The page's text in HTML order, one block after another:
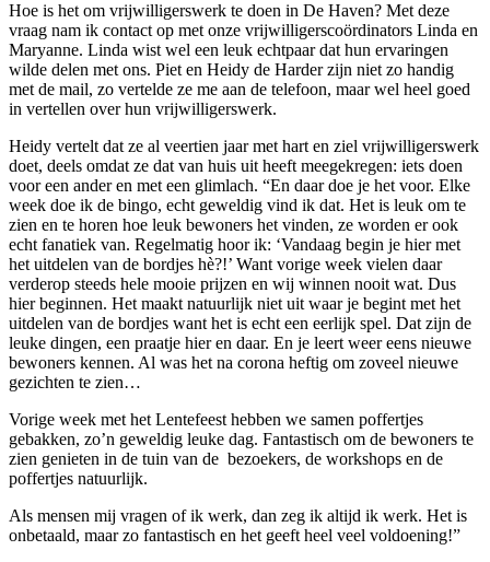
Hoe is het om vrijwilligerswerk te doen in De Haven? Met deze
vraag nam ik contact op met onze vrijwilligerscoördinators Linda en
Maryanne. Linda wist wel een leuk echtpaar dat hun ervaringen
wilde delen met ons. Piet en Heidy de Harder zijn niet zo handig
met de mail, zo vertelde ze me aan de telefoon, maar wel heel goed
in vertellen over hun vrijwilligerswerk.
Heidy vertelt dat ze al veertien jaar met hart en ziel vrijwilligerswerk
doet, deels omdat ze dat van huis uit heeft meegekregen: iets doen
voor een ander en met een glimlach. “En daar doe je het voor. Elke
week doe ik de bingo, echt geweldig vind ik dat. Het is leuk om te
zien en te horen hoe leuk bewoners het vinden, ze worden er ook
echt fanatiek van. Regelmatig hoor ik: ‘Vandaag begin je hier met
het uitdelen van de bordjes hè?!’ Want vorige week vielen daar
verderop steeds hele mooie prijzen en wij winnen nooit wat. Dus
hier beginnen. Het maakt natuurlijk niet uit waar je begint met het
uitdelen van de bordjes want het is echt een eerlijk spel. Dat zijn de
leuke dingen, een praatje hier en daar. En je leert weer eens nieuwe
bewoners kennen. Al was het na corona heftig om zoveel nieuwe
gezichten te zien…
Vorige week met het Lentefeest hebben we samen poffertjes
gebakken, zo’n geweldig leuke dag. Fantastisch om de bewoners te
zien genieten in de tuin van de bezoekers, de workshops en de
poffertjes natuurlijk.
Als mensen mij vragen of ik werk, dan zeg ik altijd ik werk. Het is
onbetaald, maar zo fantastisch en het geeft heel veel voldoening!”